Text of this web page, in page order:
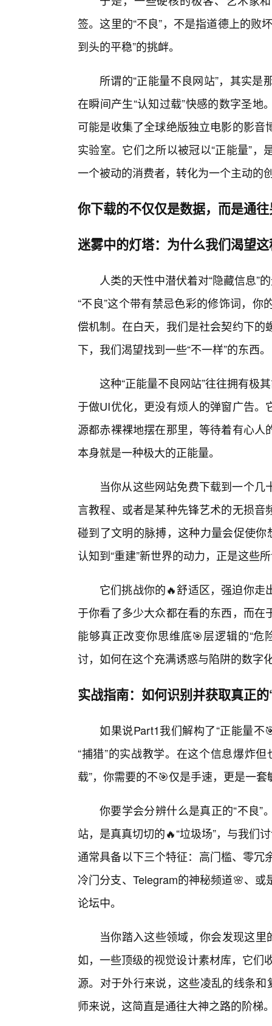
签。这里的“不良”，不是指道德上的败
到头的平稳”的挑衅。
所谓的“正能量不良网站”，其实
在瞬间产生“认知过载”快感的数字圣
可能是收集了全球绝版独立电影的影
实验室。它们之所以被冠以“正能量”
一个被动的消费者，转化为一个主动的
你下载的不仅仅是数据，而是通
迷雾中的灯塔：为什么我们渴望
人类的天性中潜伏着对“隐藏信息”
“不良”这个带有禁忌色彩的修饰词，
偿机制。在白天，我们是社会契约下
下，我们渴望找到一些“不一样”的东西。
这种“正能量不良网站”往往拥有极
于做UI优化，更没有烦人的弹窗广告
源都赤裸裸地摆在那里，等待着有心
本身就是一种极大的正能量。
当你从这些网站免费下载到一个
言教程、或者是某种先锋艺术的无损
碰到了文明的脉搏，这种力量会促使
认知到“重建”新世界的动力，正是这些
它们挑战你的🔥舒适区，强迫你
于你看了多少大众都在看的东西，而
能够真正改变你思维底🎯层逻辑的“
讨，如何在这个充满诱惑与陷阱的数字
实战指南：如何识别并获取真正
如果说Part1我们解构了“正能量不
“捕猎”的实战教学。在这个信息爆炸
载”，你需要的不🎯仅是手速，更是一
你要学会分辨什么是真正的“不良
站，是真真切切的🔥“垃圾场”，与我们
通常具备以下三个特征：高门槛、零
冷门分支、Telegram的神秘频道🌸、
论坛中。
当你踏入这些领域，你会发现这
如，一些顶级的视觉设计素材库，它们
源。对于外行来说，这些凌乱的线条
师来说，这简直是通往大神之路的阶梯